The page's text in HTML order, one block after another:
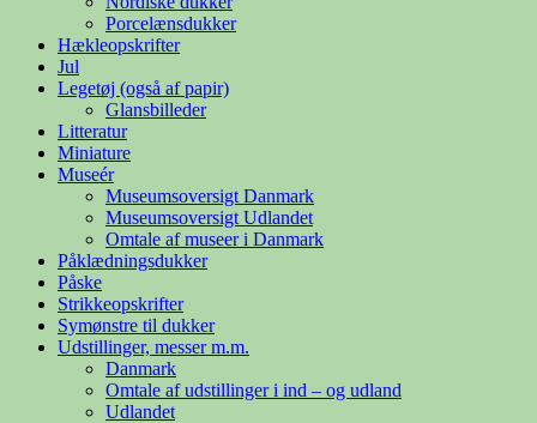
Porcelænsdukker
Hækleopskrifter
Jul
Legetøj (også af papir)
Glansbilleder
Litteratur
Miniature
Museér
Museumsoversigt Danmark
Museumsoversigt Udlandet
Omtale af museer i Danmark
Påklædningsdukker
Påske
Strikkeopskrifter
Symønstre til dukker
Udstillinger, messer m.m.
Danmark
Omtale af udstillinger i ind – og udland
Udlandet